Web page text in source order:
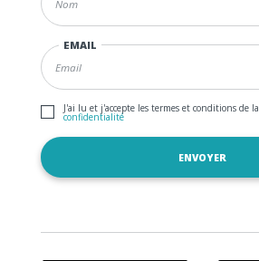
EMAIL
J'ai lu et j'accepte les termes et conditions de la
confidentialité